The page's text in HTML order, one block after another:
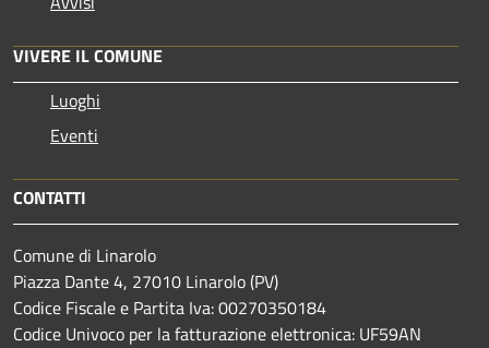
VIVERE IL COMUNE
Luoghi
Eventi
CONTATTI
Comune di Linarolo
Piazza Dante 4, 27010 Linarolo (PV)
Codice Fiscale e Partita Iva: 00270350184
Codice Univoco per la fatturazione elettronica: UF59AN